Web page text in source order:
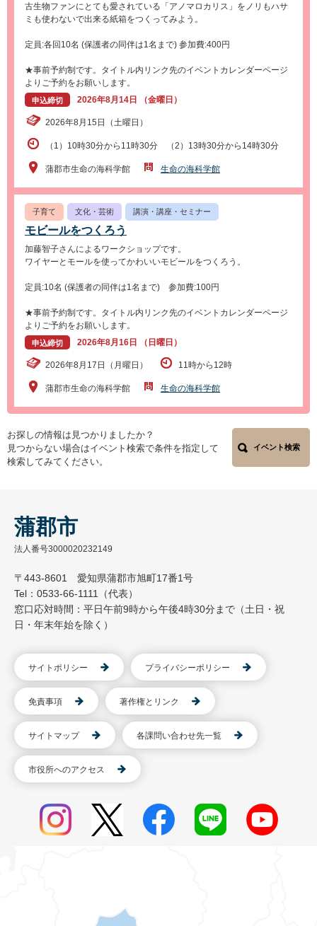
古生物ファンにとても愛されている「アノマロカリス」をノリもハサ
ミも使わないで出来る紙箱をつくってみよう。
定員:各回10名 (保護者の同伴は1名まで) 参加費:400円
★事前予約制です。タイトル内リンク先のイベントカレンダーページ
よりご予約をお願いします。
申込締切 2026年8月14日 （金曜日）
2026年8月15日（土曜日）
（1）10時30分から11時30分 （2）13時30分から14時30分
蒲郡市生命の海科学館 生命の海科学館
子育て 文化・芸術 講演・講座・セミナー
モビールをつくろう
加藤智子さんによるワークショップです。
ワイヤーとモールを使ってかわいいモビールをつくろう。
定員:10名 (保護者の同伴は1名まで) 参加費:100円
★事前予約制です。タイトル内リンク先のイベントカレンダーページ
よりご予約をお願いします。
申込締切 2026年8月16日 （日曜日）
2026年8月17日（月曜日） 11時から12時
蒲郡市生命の海科学館 生命の海科学館
お探しの情報は見つかりましたか？
見つからない場合はイベント検索で条件を指定して
検索してみてください。
イベント検索
蒲郡市
法人番号3000020232149
〒443-8601 愛知県蒲郡市旭町17番1号
Tel：0533-66-1111（代表）
窓口応対時間：平日午前9時から午後4時30分まで（土日・祝
日・年末年始を除く）
サイトポリシー プライバシーポリシー
免責事項 著作権とリンク
サイトマップ 各課問い合わせ先一覧
市役所へのアクセス